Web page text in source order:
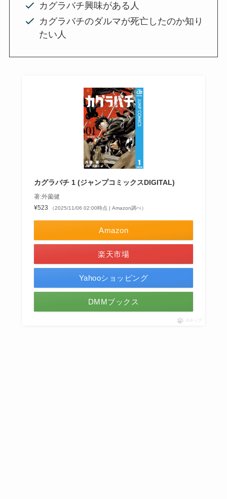
カグラバチ興味がある人
カグラバチのダルマが死亡したのか知り
たい人
カグラバチ 1 (ジャンプコミックスDIGITAL)
著:外薗健
¥523
（2025/11/06 02:00時点 | Amazon調べ）
Amazon
楽天市場
Yahooショッピング
DMMブックス
ポチップ